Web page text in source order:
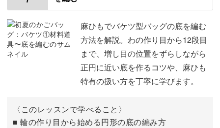
側面の1段目を編む 03:12
側面の2段目を編む 07:28
側面の3段目を編む 09:33
側面の4〜11段目の編み方
麻ひもでバケツ型バッグの底を編む
方法を解説。わの作り目から12段目
まで、増し目の位置をずらしながら
正円に近い底を作るコツや、麻ひも
特有の扱い方を丁寧に学びます。
〈このレッスンで学べること〉
■ 輪の作り目から始める円形の底の編み方